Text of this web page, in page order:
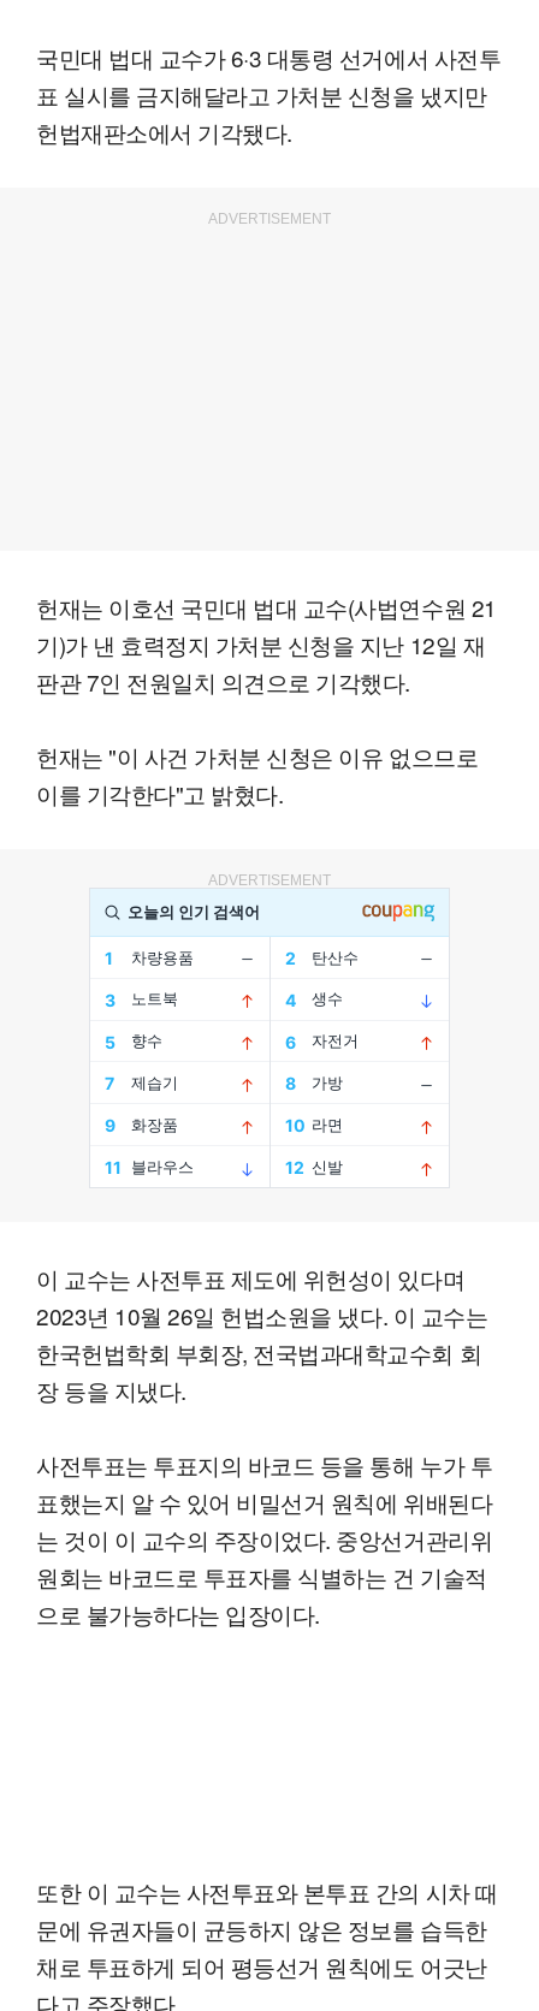
국민대 법대 교수가 6·3 대통령 선거에서 사전투
표 실시를 금지해달라고 가처분 신청을 냈지만
헌법재판소에서 기각됐다.
ADVERTISEMENT
헌재는 이호선 국민대 법대 교수(사법연수원 21
기)가 낸 효력정지 가처분 신청을 지난 12일 재
판관 7인 전원일치 의견으로 기각했다.
헌재는 "이 사건 가처분 신청은 이유 없으므로
이를 기각한다"고 밝혔다.
ADVERTISEMENT
이 교수는 사전투표 제도에 위헌성이 있다며
2023년 10월 26일 헌법소원을 냈다. 이 교수는
한국헌법학회 부회장, 전국법과대학교수회 회
장 등을 지냈다.
사전투표는 투표지의 바코드 등을 통해 누가 투
표했는지 알 수 있어 비밀선거 원칙에 위배된다
는 것이 이 교수의 주장이었다. 중앙선거관리위
원회는 바코드로 투표자를 식별하는 건 기술적
으로 불가능하다는 입장이다.
또한 이 교수는 사전투표와 본투표 간의 시차 때
문에 유권자들이 균등하지 않은 정보를 습득한
채로 투표하게 되어 평등선거 원칙에도 어긋난
다고 주장했다.